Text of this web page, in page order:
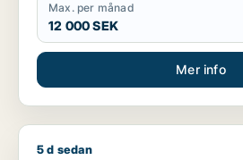
Max. per månad
12 000 SEK
Mer info
Saskia söker lager eller garage
5 d sedan